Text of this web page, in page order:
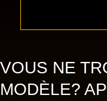
VOUS NE
MODÈLE?